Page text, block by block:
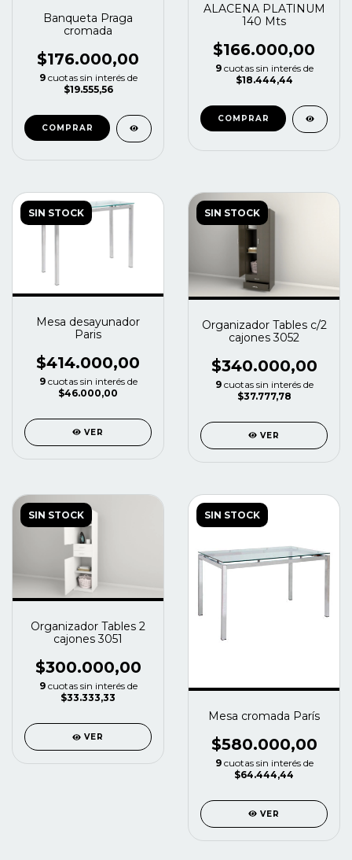
Banqueta Praga
cromada
$176.000,00
9 cuotas sin interés de
$19.555,56
ALACENA PLATINUM
140 Mts
$166.000,00
9 cuotas sin interés de
$18.444,44
COMPRAR
SIN STOCK
Mesa desayunador
Paris
$414.000,00
9 cuotas sin interés de
$46.000,00
VER
SIN STOCK
Organizador Tables c/2
cajones 3052
$340.000,00
9 cuotas sin interés de
$37.777,78
VER
SIN STOCK
Organizador Tables 2
cajones 3051
$300.000,00
9 cuotas sin interés de
$33.333,33
VER
SIN STOCK
Mesa cromada París
$580.000,00
9 cuotas sin interés de
$64.444,44
VER